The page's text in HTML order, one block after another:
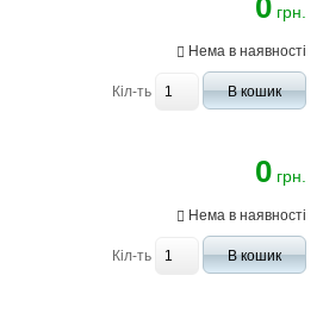
0 грн.
Нема в наявності
Кіл-ть В кошик
0 грн.
Нема в наявності
Кіл-ть В кошик